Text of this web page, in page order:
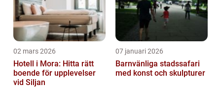
02 mars 2026
Hotell i Mora: Hitta rätt
boende för upplevelser
vid Siljan
07 januari 2026
Barnvänliga stadssafari
med konst och skulpturer